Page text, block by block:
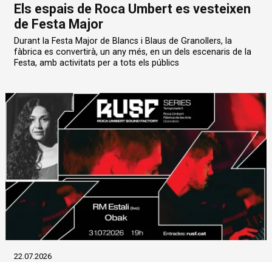
Els espais de Roca Umbert es vesteixen
de Festa Major
Durant la Festa Major de Blancs i Blaus de Granollers, la
fàbrica es convertirà, un any més, en un dels escenaris de la
Festa, amb activitats per a tots els públics
22.07.2026